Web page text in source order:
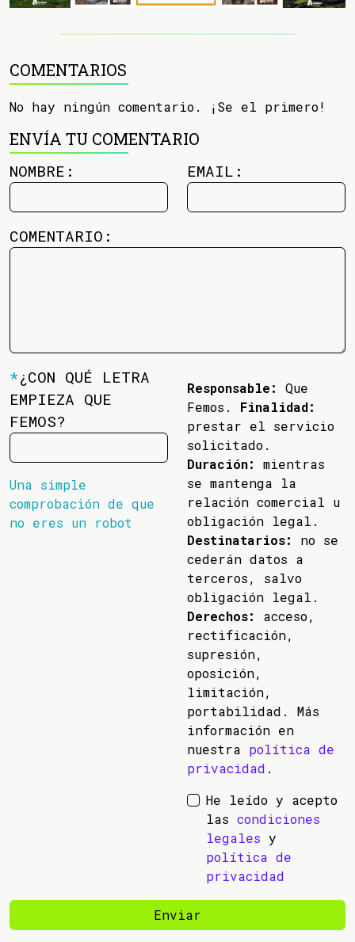
COMENTARIOS
No hay ningún comentario. ¡Se el primero!
ENVÍA TU COMENTARIO
NOMBRE: EMAIL:
COMENTARIO:
*¿CON QUÉ LETRA
EMPIEZA QUE
FEMOS?
Una simple
comprobación de que
no eres un robot
Responsable:
Que
Femos. Finalidad:
prestar el servicio
solicitado.
Duración:
mientras
se mantenga la
relación comercial u
obligación legal.
Destinatarios:
no se
cederán datos a
terceros, salvo
obligación legal.
Derechos:
acceso,
rectificación,
supresión,
oposición,
limitación,
portabilidad. Más
información en
nuestra política de
privacidad .
He leído y acepto
las condiciones
legales y
política de
privacidad
Enviar